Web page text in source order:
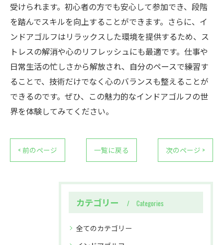
受けられます。初心者の方でも安心して参加でき、段階
を踏んでスキルを向上することができます。さらに、イ
ンドアゴルフはリラックスした環境を提供するため、ス
トレスの解消や心のリフレッシュにも最適です。仕事や
日常生活の忙しさから解放され、自分のペースで練習す
ることで、技術だけでなく心のバランスも整えることが
できるのです。ぜひ、この魅力的なインドアゴルフの世
界を体験してみてください。
< 前のページ 一覧に戻る 次のページ >
カテゴリー Categories
全てのカテゴリー